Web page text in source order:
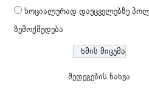
სოციალურად დაუცველებზე
ზემოქმედება
შედეგების ნახვა